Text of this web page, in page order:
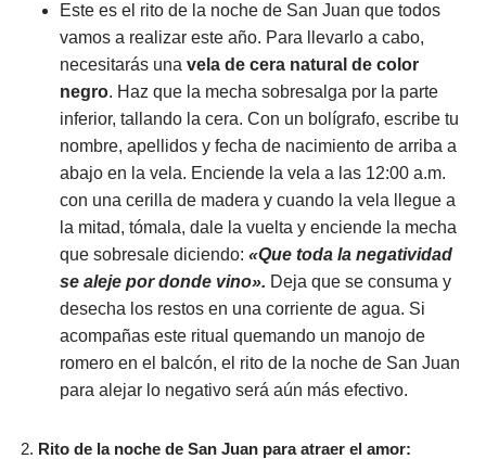
Este es el rito de la noche de San Juan que todos
vamos a realizar este año. Para llevarlo a cabo,
necesitarás una vela de cera natural de color
negro. Haz que la mecha sobresalga por la parte
inferior, tallando la cera. Con un bolígrafo, escribe tu
nombre, apellidos y fecha de nacimiento de arriba a
abajo en la vela. Enciende la vela a las 12:00 a.m.
con una cerilla de madera y cuando la vela llegue a
la mitad, tómala, dale la vuelta y enciende la mecha
que sobresale diciendo: «Que toda la negatividad
se aleje por donde vino». Deja que se consuma y
desecha los restos en una corriente de agua. Si
acompañas este ritual quemando un manojo de
romero en el balcón, el rito de la noche de San Juan
para alejar lo negativo será aún más efectivo.
Rito de la noche de San Juan para atraer el amor: